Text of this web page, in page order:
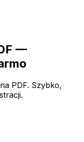
—
PDF. Szybko,